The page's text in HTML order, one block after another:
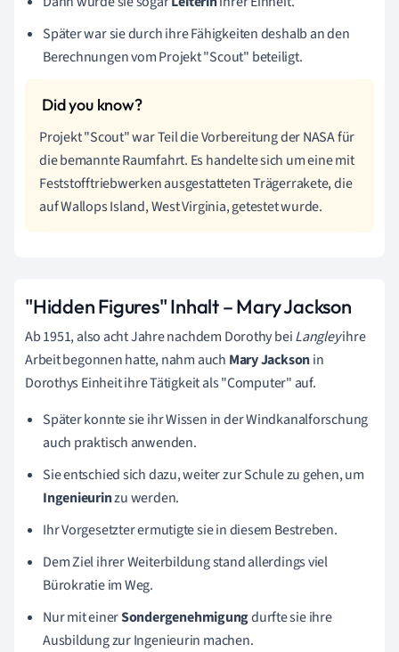
Später war sie durch ihre Fähigkeiten deshalb an den
Berechnungen vom Projekt "Scout" beteiligt.
Projekt "Scout" war Teil die Vorbereitung der NASA für
die bemannte Raumfahrt. Es handelte sich um eine mit
Feststofftriebwerken ausgestatteten Trägerrakete, die
auf Wallops Island, West Virginia, getestet wurde.
"Hidden Figures" Inhalt –Mary Jackson
Ab 1951, also acht Jahre nachdem Dorothy beiLangleyihre
Arbeit begonnen hatte, nahm auch Mary Jacksonin
Dorothys Einheit ihre Tätigkeit als "Computer" auf.
Später konnte sie ihr Wissen in der Windkanalforschung
auch praktisch anwenden.
Sie entschied sich dazu, weiter zur Schule zu gehen, um
Ingenieurinzu werden.
Ihr Vorgesetzter ermutigte sie in diesem Bestreben.
Dem Ziel ihrer Weiterbildung stand allerdings viel
Bürokratie im Weg.
Nur mit einerSondergenehmigungdurfte sie ihre
Ausbildung zur Ingenieurin machen.